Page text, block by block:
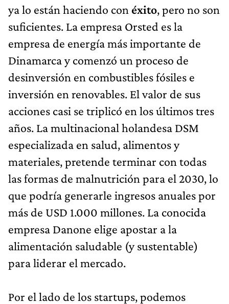
ya lo están haciendo con éxito, pero no son
suficientes. La empresa Orsted es la
empresa de energía más importante de
Dinamarca y comenzó un proceso de
desinversión en combustibles fósiles e
inversión en renovables. El valor de sus
acciones casi se triplicó en los últimos tres
años. La multinacional holandesa DSM
especializada en salud, alimentos y
materiales, pretende terminar con todas
las formas de malnutrición para el 2030, lo
que podría generarle ingresos anuales por
más de USD 1.000 millones. La conocida
empresa Danone elige apostar a la
alimentación saludable (y sustentable)
para liderar el mercado.
Por el lado de los startups, podemos